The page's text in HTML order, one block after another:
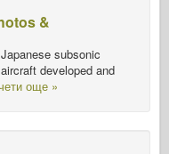
&
subsonic
developed and
още »